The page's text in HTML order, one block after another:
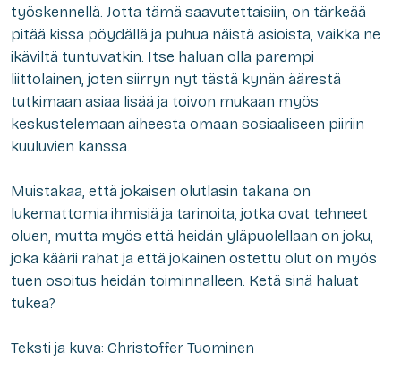
työskennellä. Jotta tämä saavutettaisiin, on tärkeää
pitää kissa pöydällä ja puhua näistä asioista, vaikka ne
ikäviltä tuntuvatkin. Itse haluan olla parempi
liittolainen, joten siirryn nyt tästä kynän äärestä
tutkimaan asiaa lisää ja toivon mukaan myös
keskustelemaan aiheesta omaan sosiaaliseen piiriin
kuuluvien kanssa.
Muistakaa, että jokaisen olutlasin takana on
lukemattomia ihmisiä ja tarinoita, jotka ovat tehneet
oluen, mutta myös että heidän yläpuolellaan on joku,
joka käärii rahat ja että jokainen ostettu olut on myös
tuen osoitus heidän toiminnalleen. Ketä sinä haluat
tukea?
Teksti ja kuva: Christoffer Tuominen